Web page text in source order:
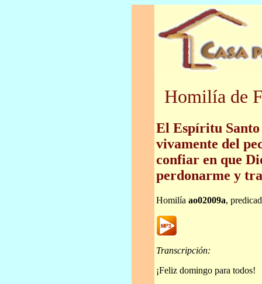
Homilía de
El Espíritu
vivamente del
confiar en que
perdonarme y
Homilía ao02009a,
Transcripción:
¡Feliz domingo para todos!